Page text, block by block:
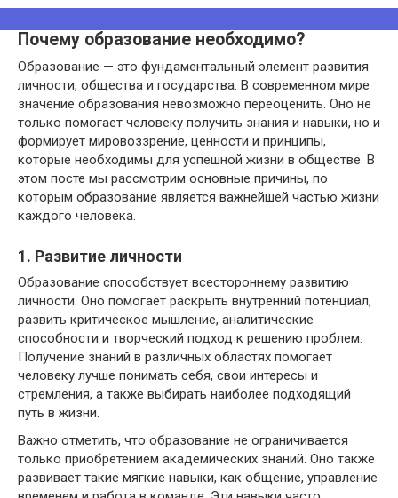
Почему образование необходимо?
Образование — это фундаментальный элемент развития
личности, общества и государства. В современном мире
значение образования невозможно переоценить. Оно не
только помогает человеку получить знания и навыки, но и
формирует мировоззрение, ценности и принципы,
которые необходимы для успешной жизни в обществе. В
этом посте мы рассмотрим основные причины, по
которым образование является важнейшей частью жизни
каждого человека.
1. Развитие личности
Образование способствует всестороннему развитию
личности. Оно помогает раскрыть внутренний потенциал,
развить критическое мышление, аналитические
способности и творческий подход к решению проблем.
Получение знаний в различных областях помогает
человеку лучше понимать себя, свои интересы и
стремления, а также выбирать наиболее подходящий
путь в жизни.
Важно отметить, что образование не ограничивается
только приобретением академических знаний. Оно также
развивает такие мягкие навыки, как общение, управление